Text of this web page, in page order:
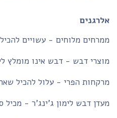
מלוחים - עשויים להכיל
דבש - דבש אינו מומלץ
הפרי - עלול להכיל
דבש לימון ג'ינג'ר - מכיל